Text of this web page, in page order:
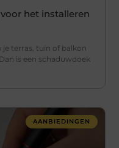
het installeren
je terras, tuin of balkon
is een schaduwdoek
AANBIEDINGEN